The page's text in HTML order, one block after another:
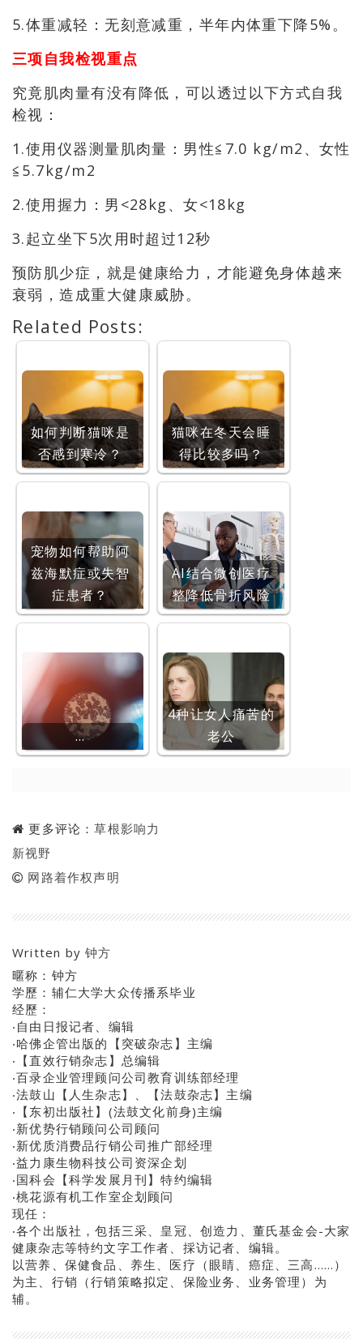
5.体重减轻：无刻意减重，半年内体重下降5%。
三项自我检视重点
究竟肌肉量有没有降低，可以透过以下方式自我
检视：
1.使用仪器测量肌肉量：男性≦7.0 kg/m2、女性
≦5.7kg/m2
2.使用握力：男<28kg、女<18kg
3.起立坐下5次用时超过12秒
预防肌少症，就是健康给力，才能避免身体越来
衰弱，造成重大健康威胁。
Related Posts:
如何判断猫咪是
否感到寒冷？
猫咪在冬天会睡
得比较多吗？
宠物如何帮助阿
兹海默症或失智
症患者？
AI结合微创医疗
整降低骨折风险
…
4种让女人痛苦的
老公
更多评论：草根影响力
新视野
网路着作权声明
Written by钟方
暱称：钟方
学歷：辅仁大学大众传播系毕业
经歷：
‧自由日报记者、编辑
‧哈佛企管出版的【突破杂志】主编
‧【直效行销杂志】总编辑
‧百录企业管理顾问公司教育训练部经理
‧法鼓山【人生杂志】、【法鼓杂志】主编
‧【东初出版社】(法鼓文化前身)主编
‧新优势行销顾问公司顾问
‧新优质消费品行销公司推广部经理
‧益力康生物科技公司资深企划
‧国科会【科学发展月刊】特约编辑
‧桃花源有机工作室企划顾问
现任：
‧各个出版社，包括三采、皇冠、创造力、董氏基金会-大家
健康杂志等特约文字工作者、採访记者、编辑。
以营养、保健食品、养生、医疗（眼睛、癌症、三高……）
为主、行销（行销策略拟定、保险业务、业务管理）为
辅。